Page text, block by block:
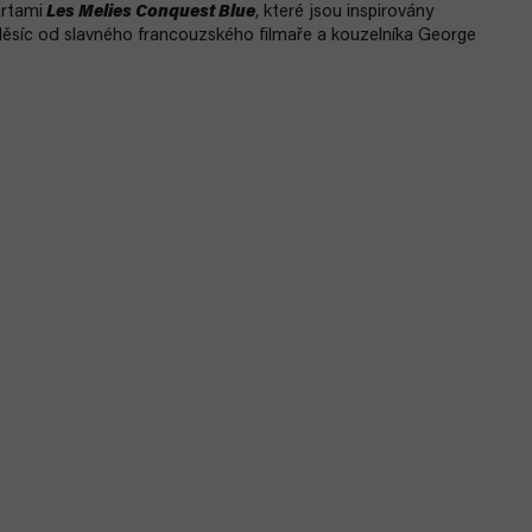
Les Melies Conquest Blue, které jsou inspirovány
od slavného francouzského filmaře a kouzelníka George